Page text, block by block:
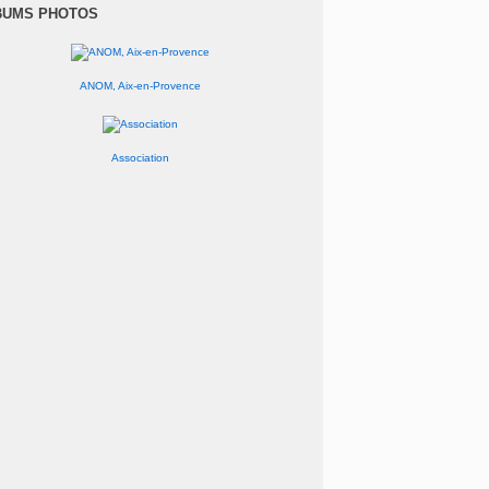
(1)PHOTOS
ANOM, Aix-en-Provence
Association